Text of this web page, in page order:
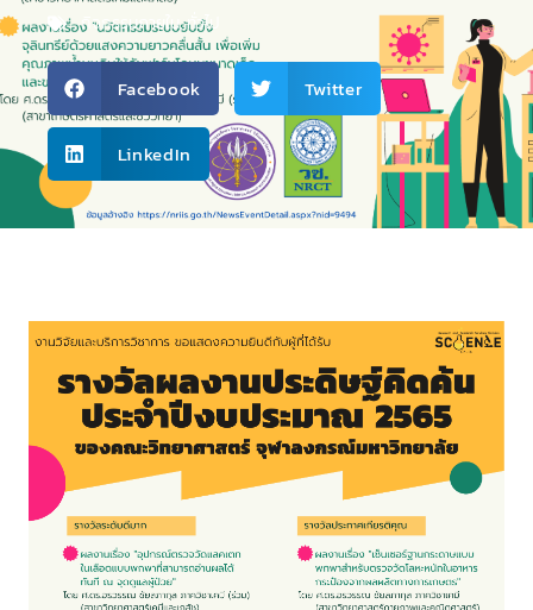
กิจกรรมภายใน,ทั่วไป
Facebook Twitter
LinkedIn